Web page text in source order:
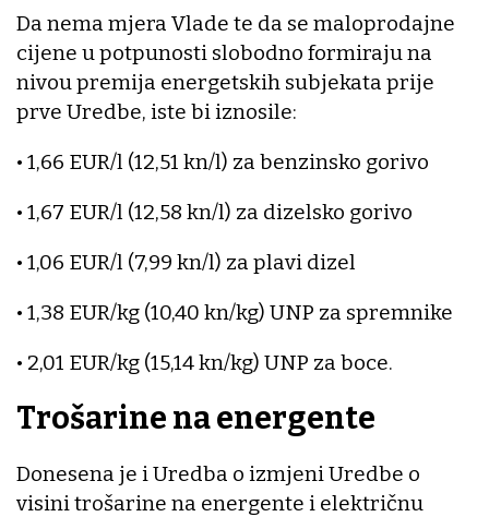
Da nema mjera Vlade te da se maloprodajne
cijene u potpunosti slobodno formiraju na
nivou premija energetskih subjekata prije
prve Uredbe, iste bi iznosile:
• 1,66 EUR/l (12,51 kn/l) za benzinsko gorivo
• 1,67 EUR/l (12,58 kn/l) za dizelsko gorivo
• 1,06 EUR/l (7,99 kn/l) za plavi dizel
• 1,38 EUR/kg (10,40 kn/kg) UNP za spremnike
• 2,01 EUR/kg (15,14 kn/kg) UNP za boce.
Trošarine na energente
Donesena je i Uredba o izmjeni Uredbe o
visini trošarine na energente i električnu